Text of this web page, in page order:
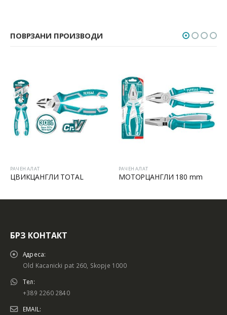
ПОВРЗАНИ ПРОИЗВОДИ
РАЧЕН АЛАТ
ЦВИКЦАНГЛИ TOTAL
РАЧЕН АЛАТ
МОТОРЦАНГЛИ 180 mm
БРЗ КОНТАКТ
Адреса:
Old Kacanicki pat 260, Skopje 1000
Тел:
+389 2260 2840
EMAIL: